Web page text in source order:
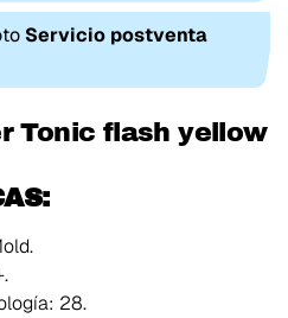
Servicio postventa
Tonic flash yellow
28.